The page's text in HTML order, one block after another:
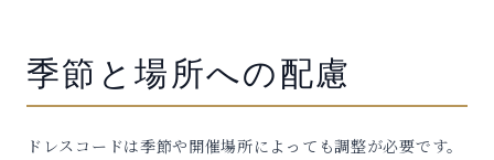
季節と場所への配慮
ドレスコードは季節や開催場所によっても調整が必要です。